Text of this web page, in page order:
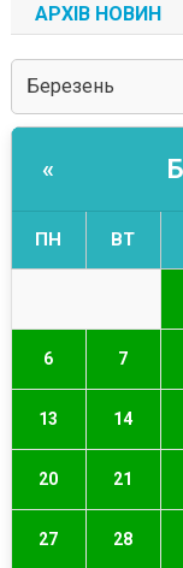
АРХІВ НОВИН
«
ПН ВТ
6 7
13 14
20 21
27 28